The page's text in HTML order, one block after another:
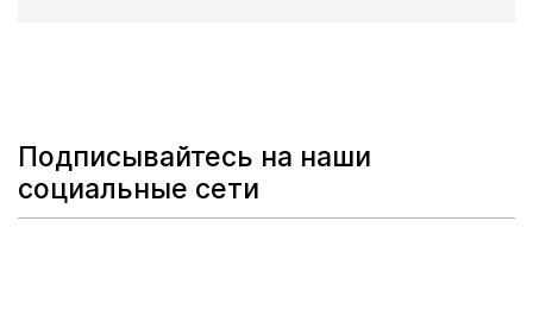
Подписывайтесь на наши
социальные сети